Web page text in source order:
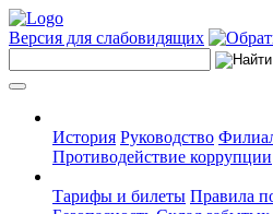
Версия для слабовидящих
История Руководство
Противодействие коррупции
Тарифы и билеты Правила